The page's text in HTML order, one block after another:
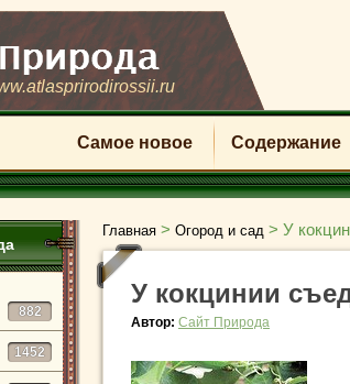
Самое новое Содержание
882
1452
Главная > Огород и сад > У
У кокцинии
Автор: Сайт Природа